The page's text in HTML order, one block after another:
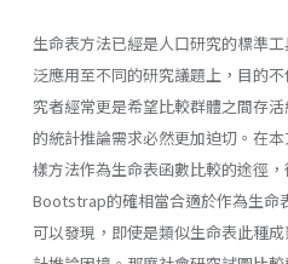
生命表方法已經是人口研究的標準
泛應用至不同的研究議題上，目的
究者經常更是希望比較群體之間存
的統計推論需求必然更加迫切。在
樣方法作為生命表函數比較的途徑
Bootstrap的確相當合適於作為生命
可以發現，即使是類似生命表此種